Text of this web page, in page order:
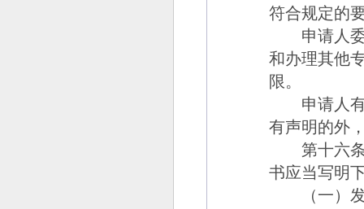
符合规定的
申请人委
和办理其他
限。
申请人
有声明的外
第十六
书应当写明
（一）发